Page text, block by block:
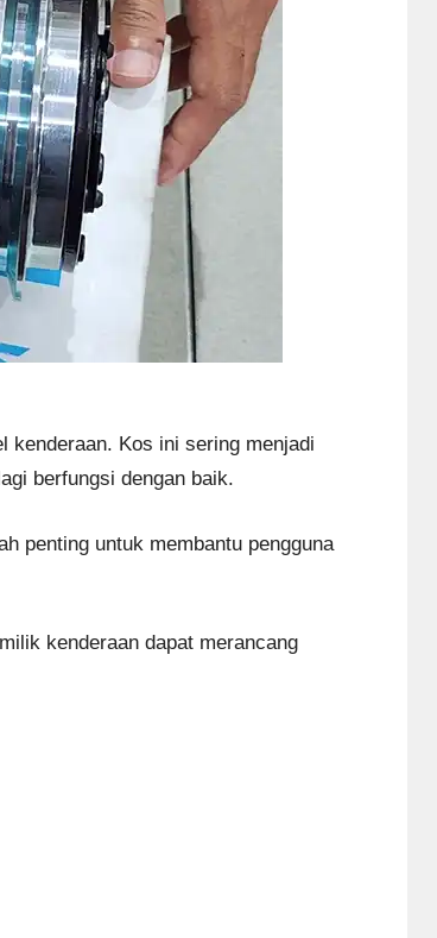
kenderaan. Kos ini sering menjadi
berfungsi dengan baik.
penting untuk membantu pengguna
kenderaan dapat merancang